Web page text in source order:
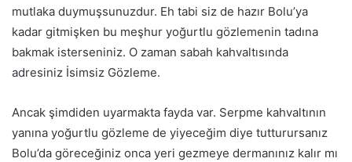
mutlaka duymuşsunuzdur. Eh tabi siz de hazır Bolu’ya
kadar gitmişken bu meşhur yoğurtlu gözlemenin tadına
bakmak isterseniniz. O zaman sabah kahvaltısında
adresiniz İsimsiz Gözleme.
Ancak şimdiden uyarmakta fayda var. Serpme kahvaltının
yanına yoğurtlu gözleme de yiyeceğim diye tutturursanız
Bolu’da göreceğiniz onca yeri gezmeye dermanınız kalır mı